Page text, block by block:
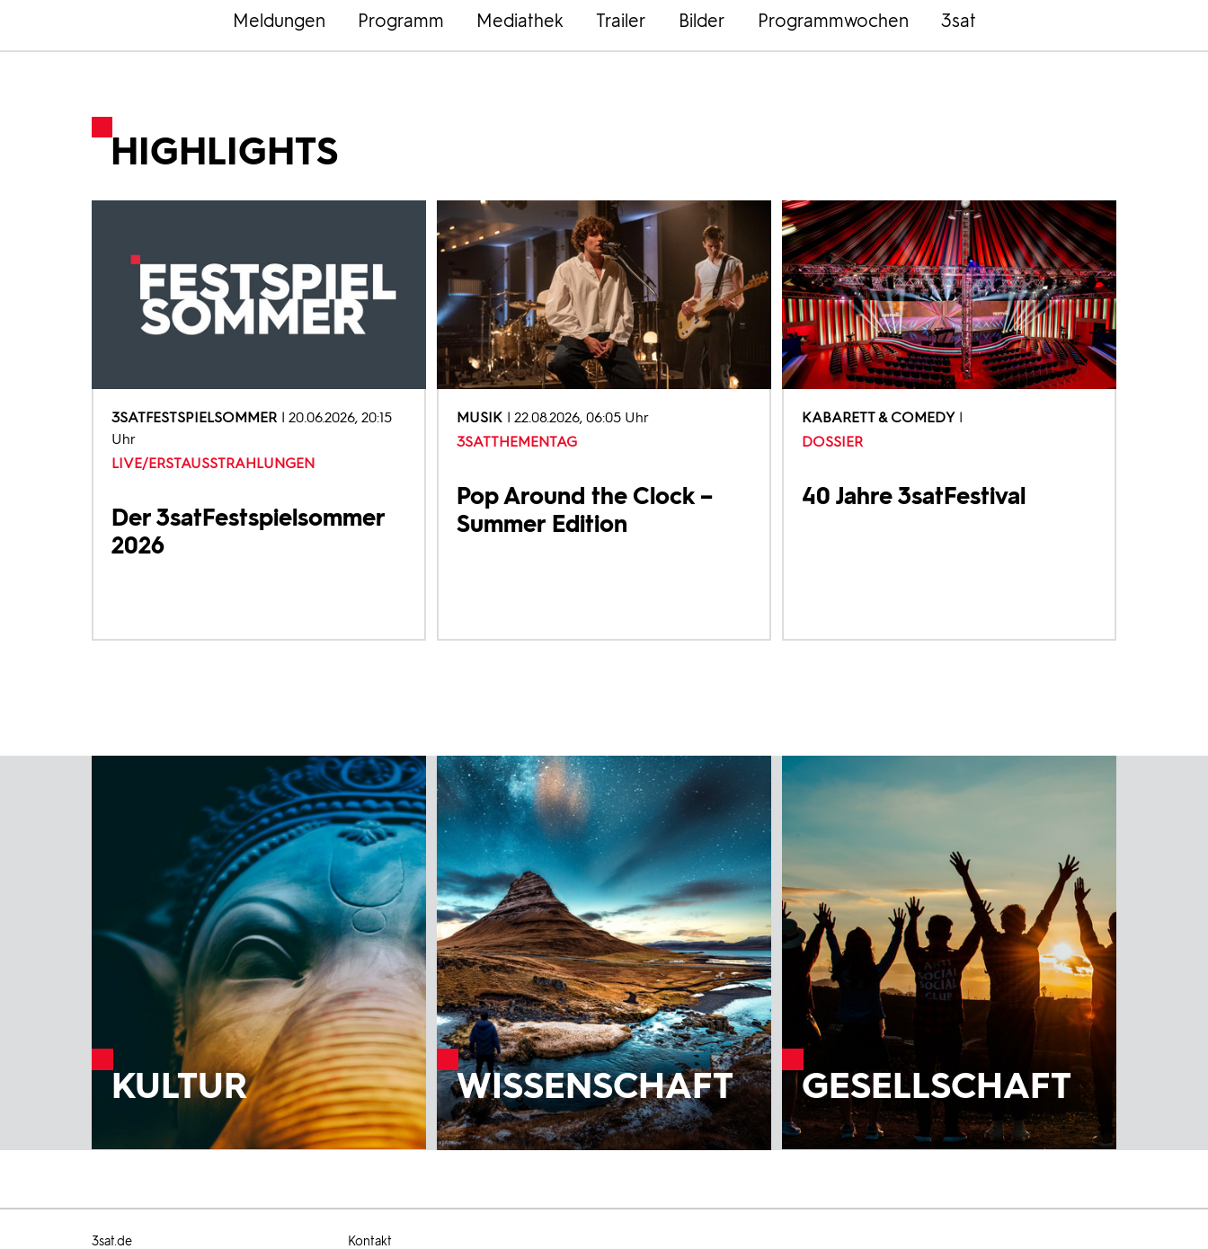
Meldungen Programm Mediathek Trailer Bilder Programmwochen 3sat
HIGHLIGHTS
3SATFESTSPIELSOMMER
20.06.2026, 20:15
Uhr
LIVE/ERSTAUSSTRAHLUNGEN
Der 3satFestspielsommer
2026
MUSIK
22.08.2026, 06:05 Uhr
3SATTHEMENTAG
Pop Around the Clock –
Summer Edition
KABARETT & COMEDY
DOSSIER
40 Jahre 3satFestival
KULTUR WISSENSCHAFT GESELLSCHAFT
3sat.de Kontakt